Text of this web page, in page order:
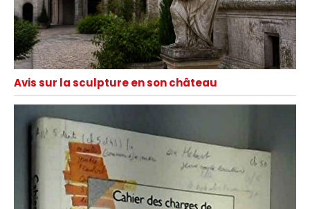
Avis sur la sculpture en son château